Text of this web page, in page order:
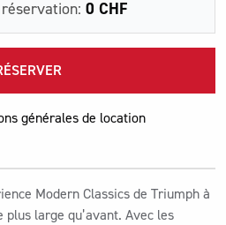
0 CHF
générales de location
Modern Classics de Triumph à
large qu’avant. Avec les